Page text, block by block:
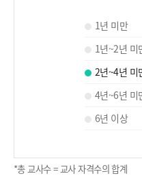
1년 미만
1년~2년 미
2년~4년 미
4년~6년 미
6년 이상
*총 교사수 = 교사 자격수의 합계